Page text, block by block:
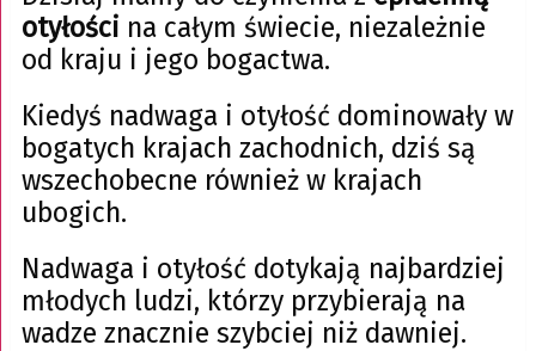
otyłości na całym świecie, niezależnie
od kraju i jego bogactwa.
Kiedyś nadwaga i otyłość dominowały w
bogatych krajach zachodnich, dziś są
wszechobecne również w krajach
ubogich.
Nadwaga i otyłość dotykają najbardziej
młodych ludzi, którzy przybierają na
wadze znacznie szybciej niż dawniej.